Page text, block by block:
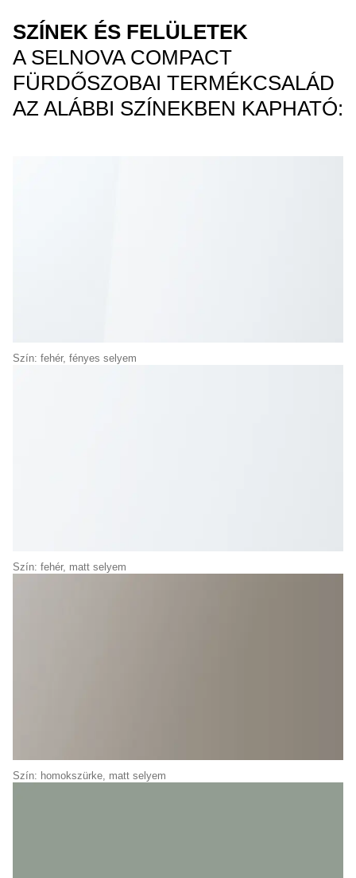
SZÍNEK ÉS FELÜLETEK
A SELNOVA COMPACT
FÜRDŐSZOBAI TERMÉKCSALÁD
AZ ALÁBBI SZÍNEKBEN KAPHATÓ:
Szín: fehér, fényes selyem
Szín: fehér, matt selyem
Szín: homokszürke, matt selyem